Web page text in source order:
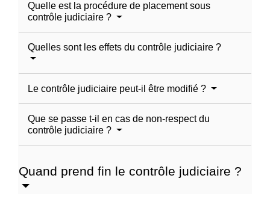
Quelle est la procédure de placement sous
contrôle judiciaire ?
Quelles sont les effets du contrôle judiciaire ?
Le contrôle judiciaire peut-il être modifié ?
Que se passe t-il en cas de non-respect du
contrôle judiciaire ?
Quand prend fin le contrôle judiciaire ?